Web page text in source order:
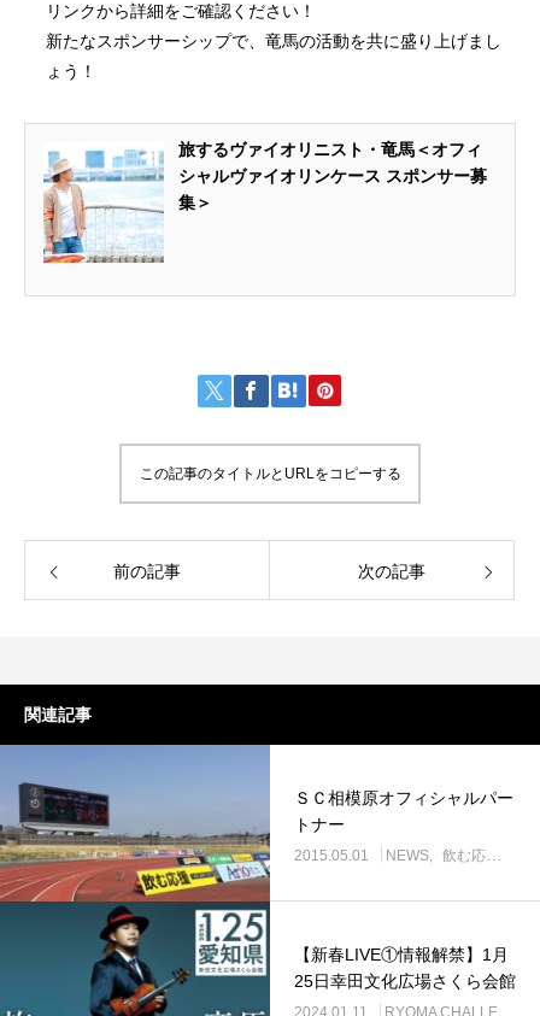
リンクから詳細をご確認ください！
新たなスポンサーシップで、竜馬の活動を共に盛り上げまし
ょう！
旅するヴァイオリニスト・竜馬＜オフィ
シャルヴァイオリンケース スポンサー募
集＞
この記事のタイトルとURLをコピーする
前の記事 次の記事
関連記事
ＳＣ相模原オフィシャルパー
トナー
2015.05.01 NEWS 飲む応援 DREAM PROJECT
【新春LIVE①情報解禁】1月
25日幸田文化広場さくら会館
2024.01.11 RYOMA CHALLENGE